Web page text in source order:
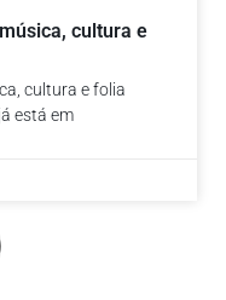
cultura e
cultura e folia
está em